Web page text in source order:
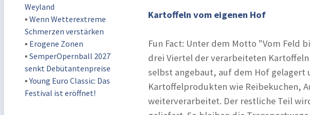
Weyland
▪ Wenn Wetterextreme
Schmerzen verstärken
▪ Erogene Zonen
▪ SemperOpernball 2027
senkt Debütantenpreise
▪Young Euro Classic: Das
Festival ist eröffnet!
Kartoffeln vom eigenen Hof
Fun Fact: Unter dem Motto "Vom Feld
drei Viertel der verarbeiteten
selbst angebaut, auf dem Hof gelagert
Kartoffelprodukten wie Reibekuchen,
weiterverarbeitet. Der restliche Teil